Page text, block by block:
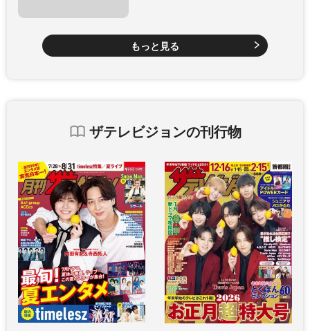
もっと見る
ザテレビジョンの刊行物